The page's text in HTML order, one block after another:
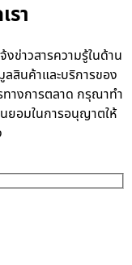
รา
ข่าวสารความรู้ในด้าน
สินค้าและบริการของ
ทางการตลาด กรุณาทำ
ยอมในการอนุญาตให้